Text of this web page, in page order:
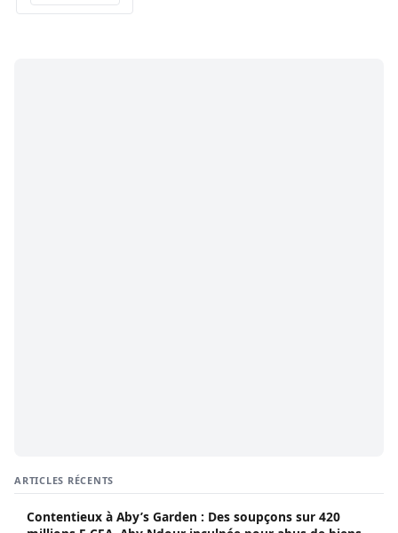
ARTICLES RÉCENTS
Contentieux à Aby’s Garden : Des soupçons sur 420